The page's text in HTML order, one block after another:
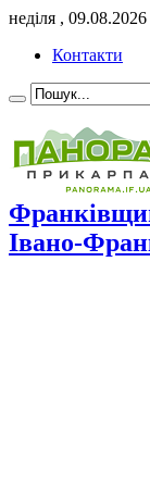
неділя , 09.08.2026
Контакти
Івано-